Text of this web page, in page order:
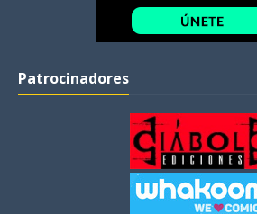
Patrocinadores